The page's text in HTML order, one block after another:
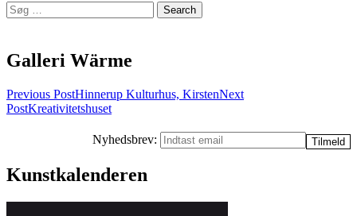
Search
for:
Galleri Wärme
Post
navigation
Previous PostHinnerup Kulturhus, KirstenNext
PostKreativitetshuset
Nyhedsbrev:
Kunstkalenderen